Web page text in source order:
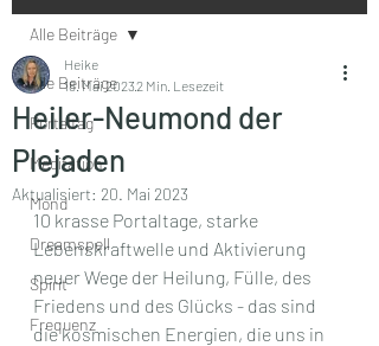
Alle Beiträge
Portaltag
Meditation
Mond
Dreamspell
Spirit
Frequenz
Alle Beiträge
Heiler-Neumond der
Plejaden
Heike
18. Mai 20232 Min. Lesezeit
Aktualisiert: 20. Mai 2023
10 krasse Portaltage, starke
Lebenskraftwelle und Aktivierung
neuer Wege der Heilung, Fülle, des
Friedens und des Glücks - das sind
die kosmischen Energien, die uns in